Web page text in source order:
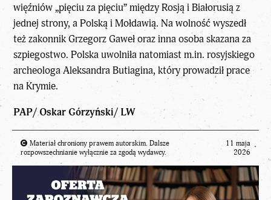
więźniów „pięciu za pięciu” między Rosją i Białorusią z
jednej strony, a Polską i Mołdawią. Na wolność wyszedł
też zakonnik Grzegorz Gaweł oraz inna osoba skazana za
szpiegostwo. Polska uwolniła natomiast m.in. rosyjskiego
archeologa Aleksandra Butiagina, który prowadził prace
na Krymie.
PAP/ Oskar Górzyński/ LW
Materiał chroniony prawem autorskim. Dalsze
rozpowszechnianie wyłącznie za zgodą wydawcy.
11 maja
2026